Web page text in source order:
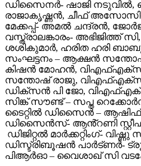
ഡിസൈനർ- ഷാജി
രാജാകൃഷ്ണൻ, ചീഫ്
മേക്കപ്പ്- അമൽ ചന്ദ്രൻ,
വസ്ത്രാലങ്കാരം- അഭിജിത്ത്
ശശികുമാർ, ഹരിത ഹരി ബാബു,
സംഘട്ടനം – ആക്ഷൻ
കിഷൻ മോഹൻ,
സന്തോഷ് രാജു, വിഎഫ്എക്സ്
ഡിക്സൻ പി ജോ,
സിങ്ക് സൗണ്ട് – സപ്ത
ടൈറ്റിൽ ഡിസൈൻ – ആഷിഫ്
ഡിസൈൻസ്- ആൻ്റണി
ഡിജിറ്റൽ മാർക്കറ്റിംഗ്-
ഡിസ്ട്രിബൂഷൻ പാർട്ണർ-
പിആർഓ – വൈശാഖ് സി